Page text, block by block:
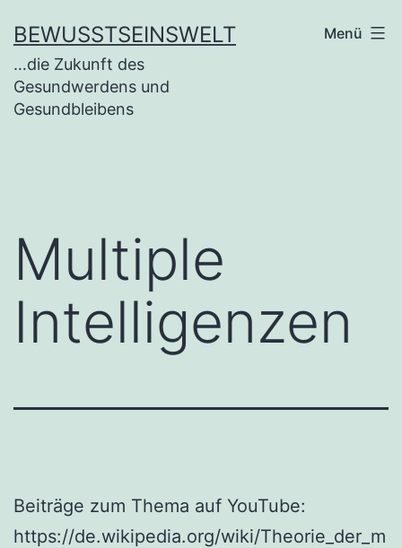
BEWUSSTSEINSWELT
…die Zukunft des
Gesundwerdens und
Gesundbleibens
Menü
Multiple
Intelligenzen
Beiträge zum Thema auf YouTube:
https://de.wikipedia.org/wiki/Theorie_der_m